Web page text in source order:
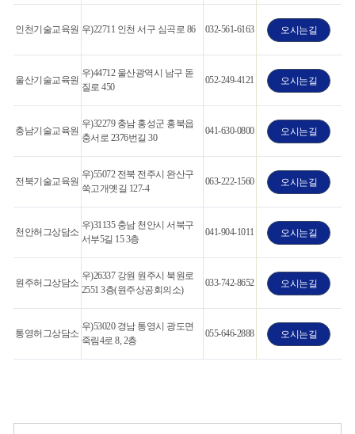
인천기술교육원 우)22711 인천 서구 심곡로 86 032-561-6163 오시는길
울산기술교육원
우)44712 울산광역시 남구 돋
질로 450
052-249-4121 오시는길
충남기술교육원
우)32279 충남 홍성군 홍북읍
충서로 2376번길 30
041-630-0800 오시는길
전북기술교육원
우)55072 전북 전주시 완산구
쑥고개옛길 127-4
063-222-1560 오시는길
천안허그상담소
우)31135 충남 천안시 서북구
서부5길 15 3층
041-904-1011 오시는길
원주허그상담소
우)26337 강원 원주시 북원로
2551 3층(원주상공회의소)
033-742-8652 오시는길
통영허그상담소
우)53020 경남 통영시 광도면
죽림4로 8, 2층
055-646-2888 오시는길